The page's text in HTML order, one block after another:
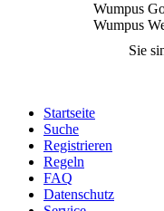
Wumpus
Wumpus
Sie
Startseite
Suche
Registrieren
Regeln
FAQ
Datenschutz